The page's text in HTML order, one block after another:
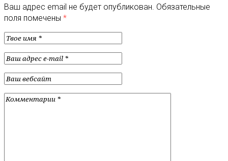
Ваш адрес email не будет опубликован. Обязательные
поля помечены *